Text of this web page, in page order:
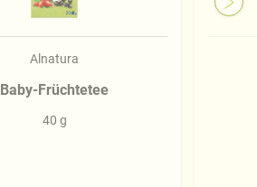
Alnatura
Baby-Früchtetee
40 g